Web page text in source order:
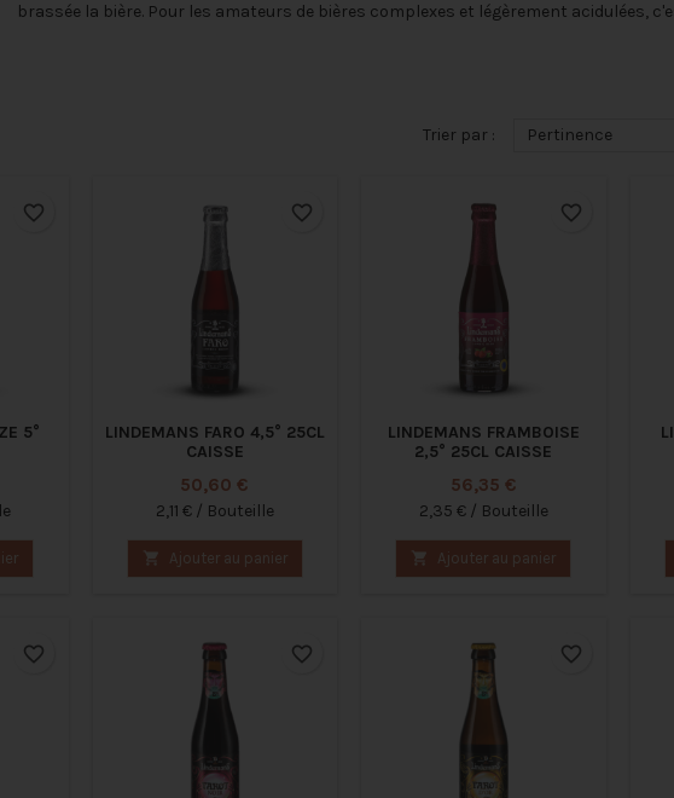
brassée la bière. Pour les amateurs de bières complexes et légèrement acidulées,
Trier par : Pertinence
5°
favorite_border
LINDEMANS FARO 4,5° 25CL
CAISSE
Prix
50,60 €
2,11 € / Bouteille
 Ajouter au panier
favorite_border
LINDEMANS FRAMBOISE
2,5° 25CL CAISSE
Prix
56,35 €
2,35 € / Bouteille
 Ajouter au panier
favorite_border
favorite_border favorite_border favorite_border